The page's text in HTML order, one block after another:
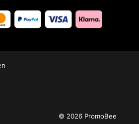
© 2026 PromoBee